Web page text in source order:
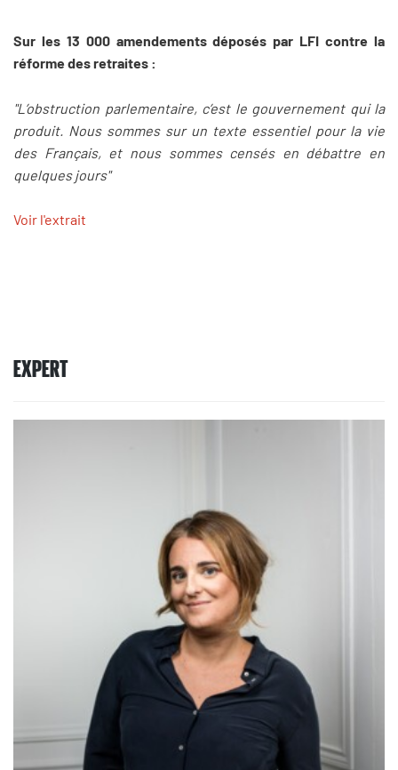
Sur les 13 000 amendements déposés par LFI contre la
réforme des retraites :
"L’obstruction parlementaire, c’est le gouvernement qui la
produit. Nous sommes sur un texte essentiel pour la vie
des Français, et nous sommes censés en débattre en
quelques jours"
Voir l'extrait
EXPERT